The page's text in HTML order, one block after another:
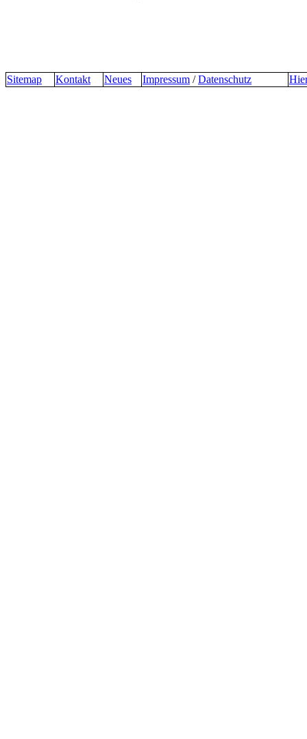
Sitemap Kontakt Neues Impressum /Datenschutz